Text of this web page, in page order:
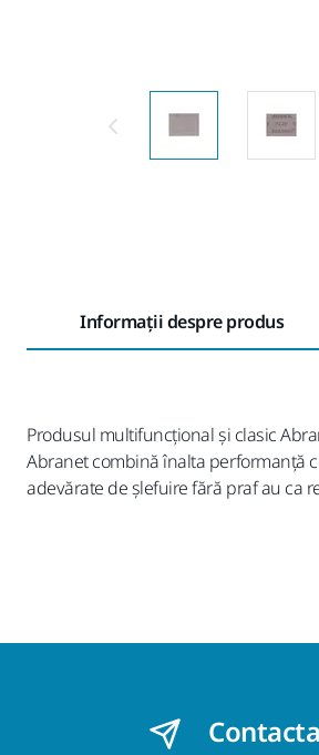
Informații despre produs
Produsul multifuncțional și clasic
Abranet combină înalta performanță
adevărate de șlefuire fără praf au ca